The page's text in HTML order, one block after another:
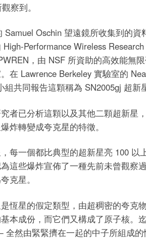
察到。
Samuel Oschin 望遠鏡所收集到的資
Performance Wireless
，由 NSF 所資助的高效能無
在 Lawrence Berkeley 實驗室的
組共同報告這顆稱為 SN2005gj 超新
者已分析這顆以及其他二顆超新星
炸轉變成夸克星的特徵。
每一個都比典型的超新星亮 100 以
這些爆炸宣佈了一種先前未曾觀察
克星。
恆星的假定類型，由超稠密的夸克
本成份，而它們又構成了原子核。
然由緊緊擠在一起的中子所組成的